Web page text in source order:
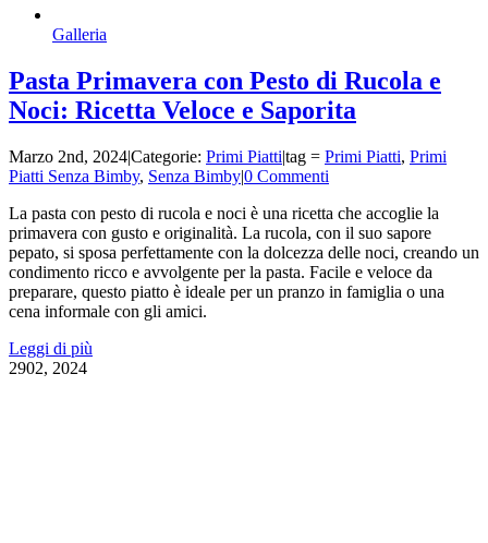
Galleria
Pasta Primavera con Pesto di Rucola e
Noci: Ricetta Veloce e Saporita
Marzo 2nd, 2024|Categorie: Primi Piatti|tag = Primi Piatti, Primi
Piatti Senza Bimby, Senza Bimby|0 Commenti
La pasta con pesto di rucola e noci è una ricetta che accoglie la
primavera con gusto e originalità. La rucola, con il suo sapore
pepato, si sposa perfettamente con la dolcezza delle noci, creando un
condimento ricco e avvolgente per la pasta. Facile e veloce da
preparare, questo piatto è ideale per un pranzo in famiglia o una
cena informale con gli amici.
Leggi di più
2902, 2024